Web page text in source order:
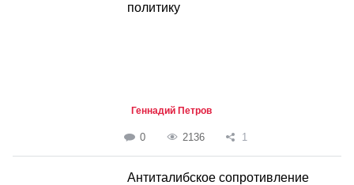
политику
Геннадий Петров
0 2136 1
Антиталибское сопротивление